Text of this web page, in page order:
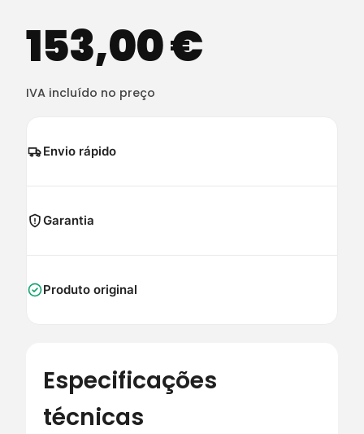
153,00€
IVA incluído no preço
Envio rápido
Garantia
Produto original
Especificações
técnicas